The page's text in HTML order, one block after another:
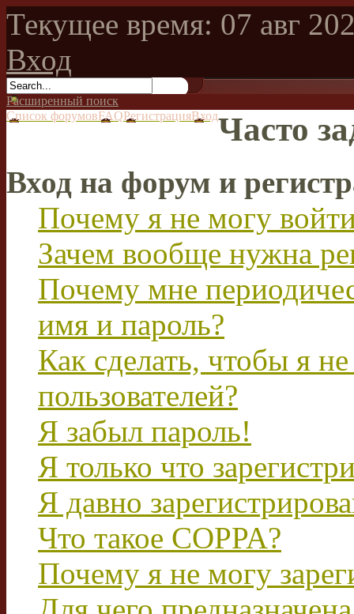
Текущее время: 07 авг
Вход
Расширенный поиск
Список форумовFAQРегистрацияВходЧасто
Вход на форум и
Почему я не могу
Зачем вообще нужна
Почему мне
имя и пароль?
Как сделать, чтобы я
пользователей?
Я забыл пароль!
Я только что
Я давно
Что такое COPPA?
Почему я не могу